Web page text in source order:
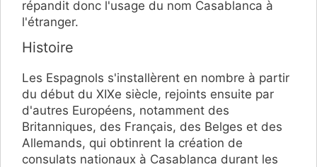
répandit donc l'usage du nom Casablanca à
l'étranger.
Histoire
Les Espagnols s'installèrent en nombre à partir
du début du XIXe siècle, rejoints ensuite par
d'autres Européens, notamment des
Britanniques, des Français, des Belges et des
Allemands, qui obtinrent la création de
consulats nationaux à Casablanca durant les